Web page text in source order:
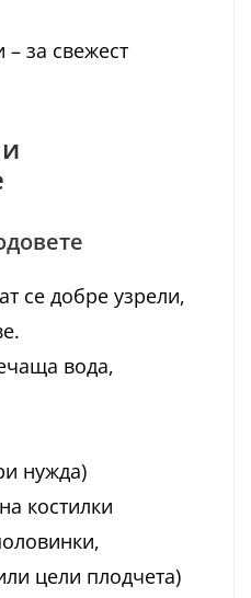
за свежест
се добре узрели,
вода,
нужда)
костилки
цели плодчета)